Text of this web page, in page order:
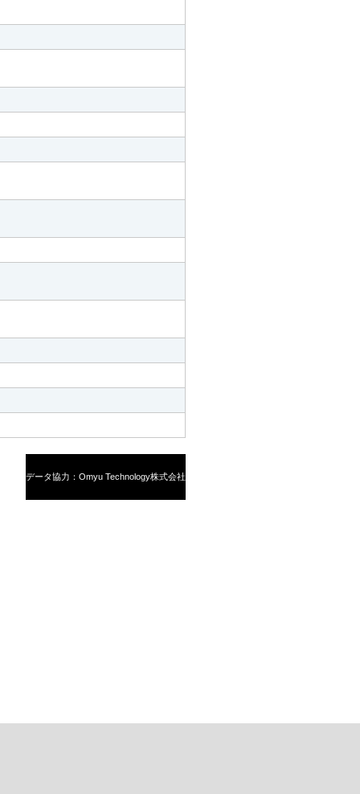
データ協力：Omyu Technology株式会社